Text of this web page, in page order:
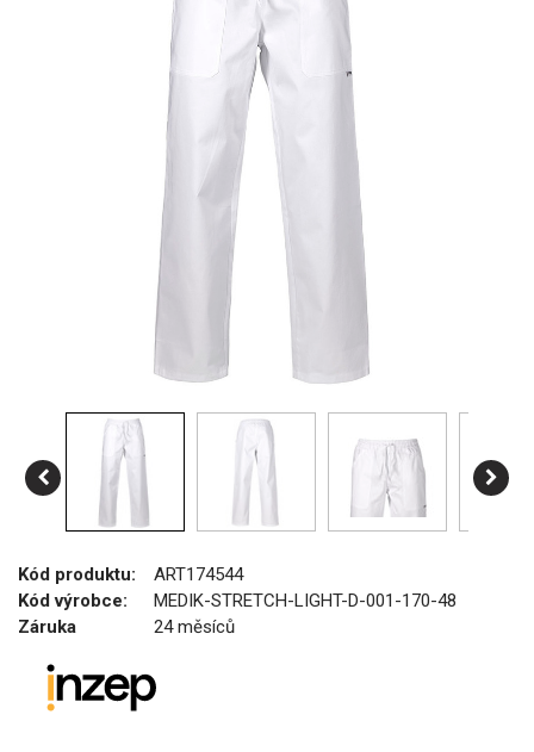
Kód produktu:
ART174544
Kód výrobce:
MEDIK-STRETCH-LIGHT-D-001-170-48
Záruka
24 měsíců